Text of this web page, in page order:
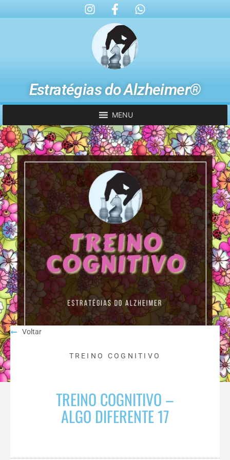
Estratégias do Alzheimer®
MENU
Voltar
TREINO COGNITIVO
TREINO COGNITIVO –
ALGO DIFERENTE 17